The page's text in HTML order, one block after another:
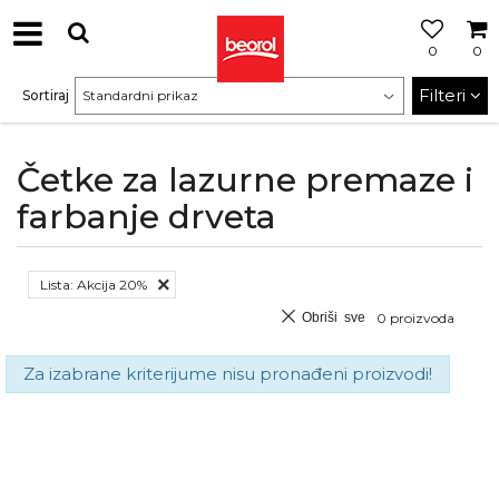
0
0
Četke za lazurne premaze i
farbanje drveta
Sortiraj Filteri
Lista: Akcija 20%
0 proizvoda
Obriši sve
Za izabrane kriterijume nisu pronađeni proizvodi!